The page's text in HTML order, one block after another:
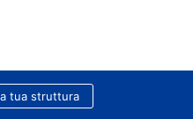
tua struttura